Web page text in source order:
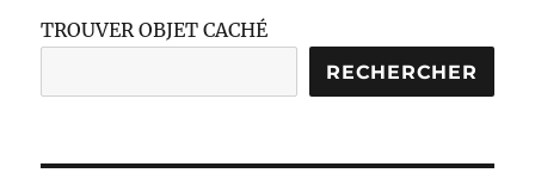
TROUVER OBJET CACHÉ
RECHERCHER